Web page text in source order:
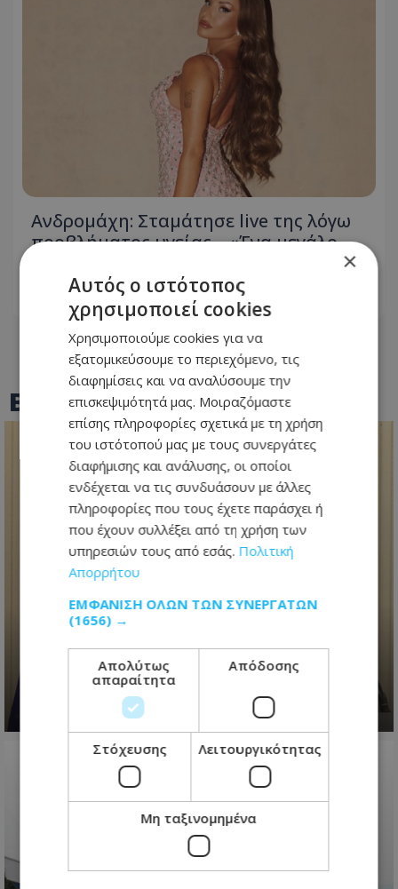
Ανδρομάχη: Σταμάτησε live της λόγω
προβλήματος υγείας – «Ένα μεγάλο
07.08.2026 - 14:01
BEST OFTOTHEMAONLINE
«Το πάρτι έχει τελειώσει»
διαμήνυσε ο Πρόεδρος
Χριστοδουλίδης για διορισμούς -
Έστειλε μήνυμα σε ΔΗΣΥ-ΑΚΕΛ για
εκλογές
08.08.2026 - 22:54
×
Αυτός ο ιστότοπος
χρησιμοποιεί cookies
Χρησιμοποιούμε cookies για να
εξατομικεύσουμε το περιεχόμενο, τις
διαφημίσεις και να αναλύσουμε την
επισκεψιμότητά μας. Μοιραζόμαστε
επίσης πληροφορίες σχετικά με τη χρήση
του ιστότοπού μας με τους συνεργάτες
διαφήμισης και ανάλυσης, οι οποίοι
ενδέχεται να τις συνδυάσουν με άλλες
πληροφορίες που τους έχετε παράσχει ή
που έχουν συλλέξει από τη χρήση των
υπηρεσιών τους από εσάς. Πολιτική
Απορρήτου
ΕΜΦΆΝΙΣΗ ΌΛΩΝ ΤΩΝ ΣΥΝΕΡΓΑΤΏΝ
(1656) →
Απολύτως
απαραίτητα
Απόδοσης
Στόχευσης Λειτουργικότητας
Μη ταξινομημένα